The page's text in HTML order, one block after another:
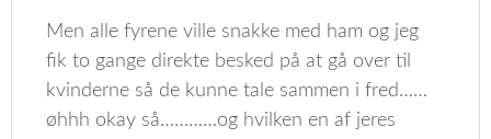
Men alle fyrene ville snakke med ham og jeg
fik to gange direkte besked på at gå over til
kvinderne så de kunne tale sammen i fred……
øhhh okay så…………og hvilken en af jeres